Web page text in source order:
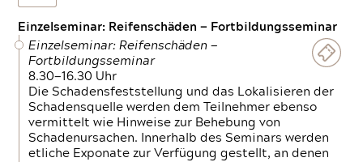
Einzelseminar: Reifenschäden — Fortbildungsseminar
Einzelseminar: Reifenschäden —
Fortbildungsseminar
8.30—16.30 Uhr
Die Schadensfeststellung und das Lokalisieren der
Schadensquelle werden dem Teilnehmer ebenso
vermittelt wie Hinweise zur Behebung von
Schadenursachen. Innerhalb des Seminars werden
etliche Exponate zur Verfügung gestellt, an denen